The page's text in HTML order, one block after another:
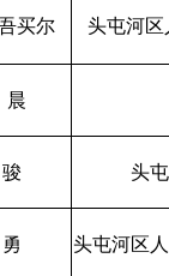
买尔 头屯河
晨
骏 头
勇 头屯河区